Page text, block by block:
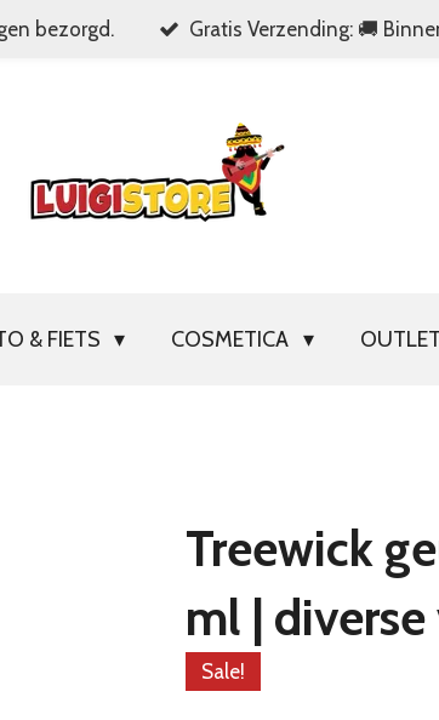
bezorgd. Gratis Verzending: 🚚
& FIETS COSMETICA OUTLET
Treewick
ml |
Sale!